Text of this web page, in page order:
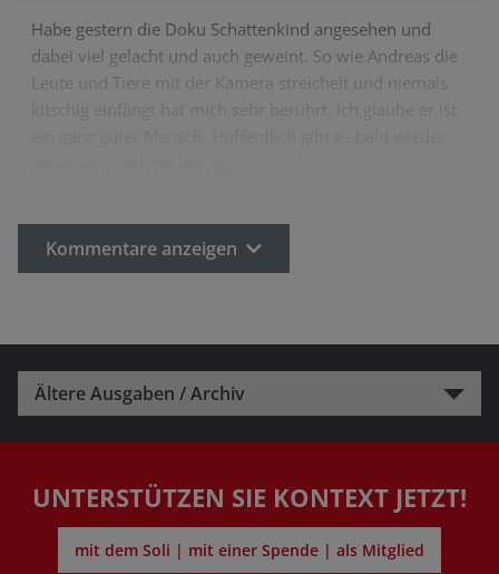
Habe gestern die Doku Schattenkind angesehen und
dabei viel gelacht und auch geweint. So wie Andreas die
Leute und Tiere mit der Kamera streichelt und niemals
Kommentare anzeigen
Ältere Ausgaben / Archiv
UNTERSTÜTZEN SIE KONTEXT JETZT!
mit dem Soli | mit einer Spende | als Mitglied